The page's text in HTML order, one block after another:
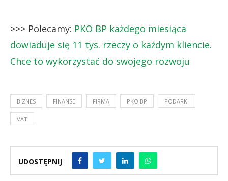
>>> Polecamy: PKO BP każdego miesiąca
dowiaduje się 11 tys. rzeczy o każdym kliencie.
Chce to wykorzystać do swojego rozwoju
BIZNES FINANSE FIRMA PKO BP PODARKI
VAT
UDOSTĘPNIJ